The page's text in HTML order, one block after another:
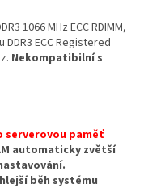
1066 MHz ECC RDIMM,
ECC Registered
Nekompatibilní s
serverovou paměť
automaticky zvětší
běh systému